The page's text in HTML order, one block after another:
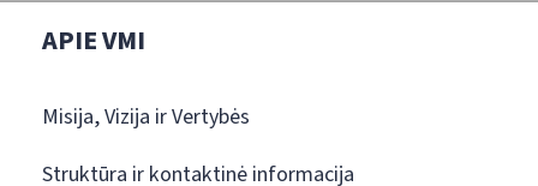
APIE VMI
Misija, Vizija ir Vertybės
Struktūra ir kontaktinė informacija